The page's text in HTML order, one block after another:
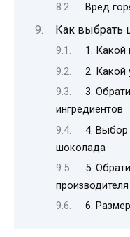
Вред
Как выбрать
1. Какой
2. Какой
3.
ингредиентов
4. Выбор
шоколада
5.
производителя
6.